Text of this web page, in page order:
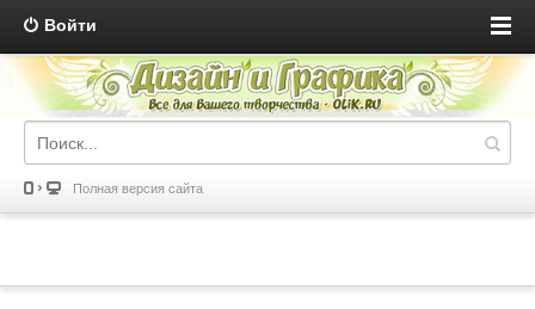
Войти
Полная версия сайта